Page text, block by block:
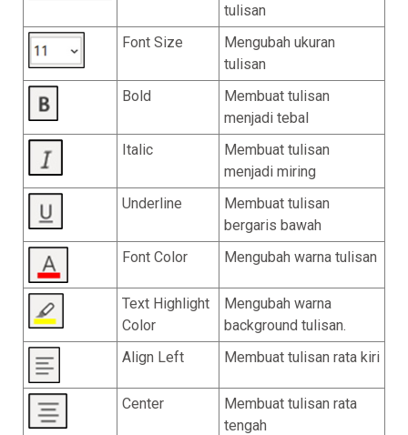
tulisan
Font Size
Mengubah ukuran
tulisan
Bold
Membuat tulisan
menjadi tebal
Italic
Membuat tulisan
menjadi miring
Underline
Membuat tulisan
bergaris bawah
Font Color
Mengubah warna tulisan
Text Highlight
Color
Mengubah warna
background tulisan.
Align Left
Membuat tulisan rata kiri
Center
Membuat tulisan rata
tengah